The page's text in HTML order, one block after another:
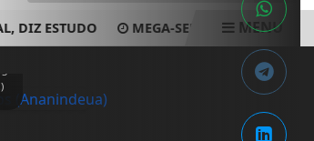
ESTUDO MEGA-SENA NÃO TEMMENU